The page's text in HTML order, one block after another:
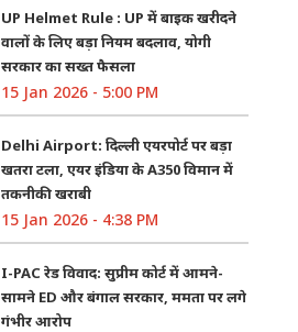
UP Helmet Rule : UP में बाइक खरीदने
वालों के लिए बड़ा नियम बदलाव, योगी
सरकार का सख्त फैसला
15 Jan 2026 - 5:00 PM
Delhi Airport: दिल्ली एयरपोर्ट पर बड़ा
खतरा टला, एयर इंडिया के A350 विमान में
तकनीकी खराबी
15 Jan 2026 - 4:38 PM
I-PAC रेड विवाद: सुप्रीम कोर्ट में आमने-
सामने ED और बंगाल सरकार, ममता पर लगे
गंभीर आरोप